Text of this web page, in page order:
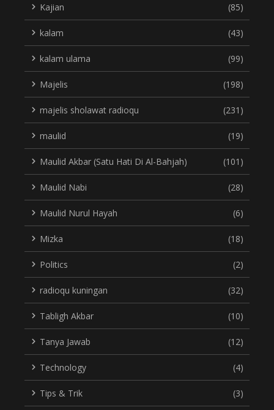
Kajian (85)
kalam (43)
kalam ulama (99)
Majelis (198)
majelis sholawat radioqu (231)
maulid (19)
Maulid Akbar (Satu Hati Di Al-Bahjah) (101)
Maulid Nabi (28)
Maulid Nurul Hayah (6)
Mizka (18)
Politics (2)
radioqu kuningan (32)
Tabligh Akbar (10)
Tanya Jawab (12)
Technology (4)
Tips & Trik (3)